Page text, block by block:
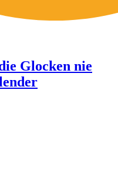
Glocken nie